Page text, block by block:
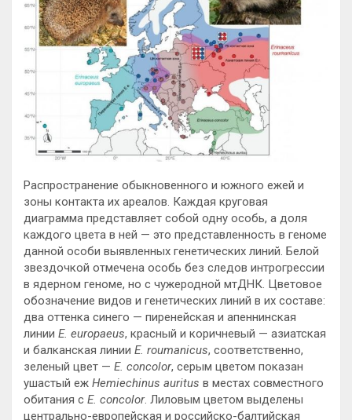
Распространение обыкновенного и южного ежей и
зоны контакта их ареалов. Каждая круговая
диаграмма представляет собой одну особь, а доля
каждого цвета в ней — это представленность в геноме
данной особи выявленных генетических линий. Белой
звездочкой отмечена особь без следов интрогрессии
в ядерном геноме, но с чужеродной мтДНК. Цветовое
обозначение видов и генетических линий в их составе:
два оттенка синего — пиренейская и апеннинская
линии E. europaeus, красный и коричневый — азиатская
и балканская линии E. roumanicus, соответственно,
зеленый цвет — E. concolor, серым цветом показан
ушастый еж Hemiechinus auritus в местах совместного
обитания с E. concolor. Лиловым цветом выделены
центрально-европейская и российско-балтийская